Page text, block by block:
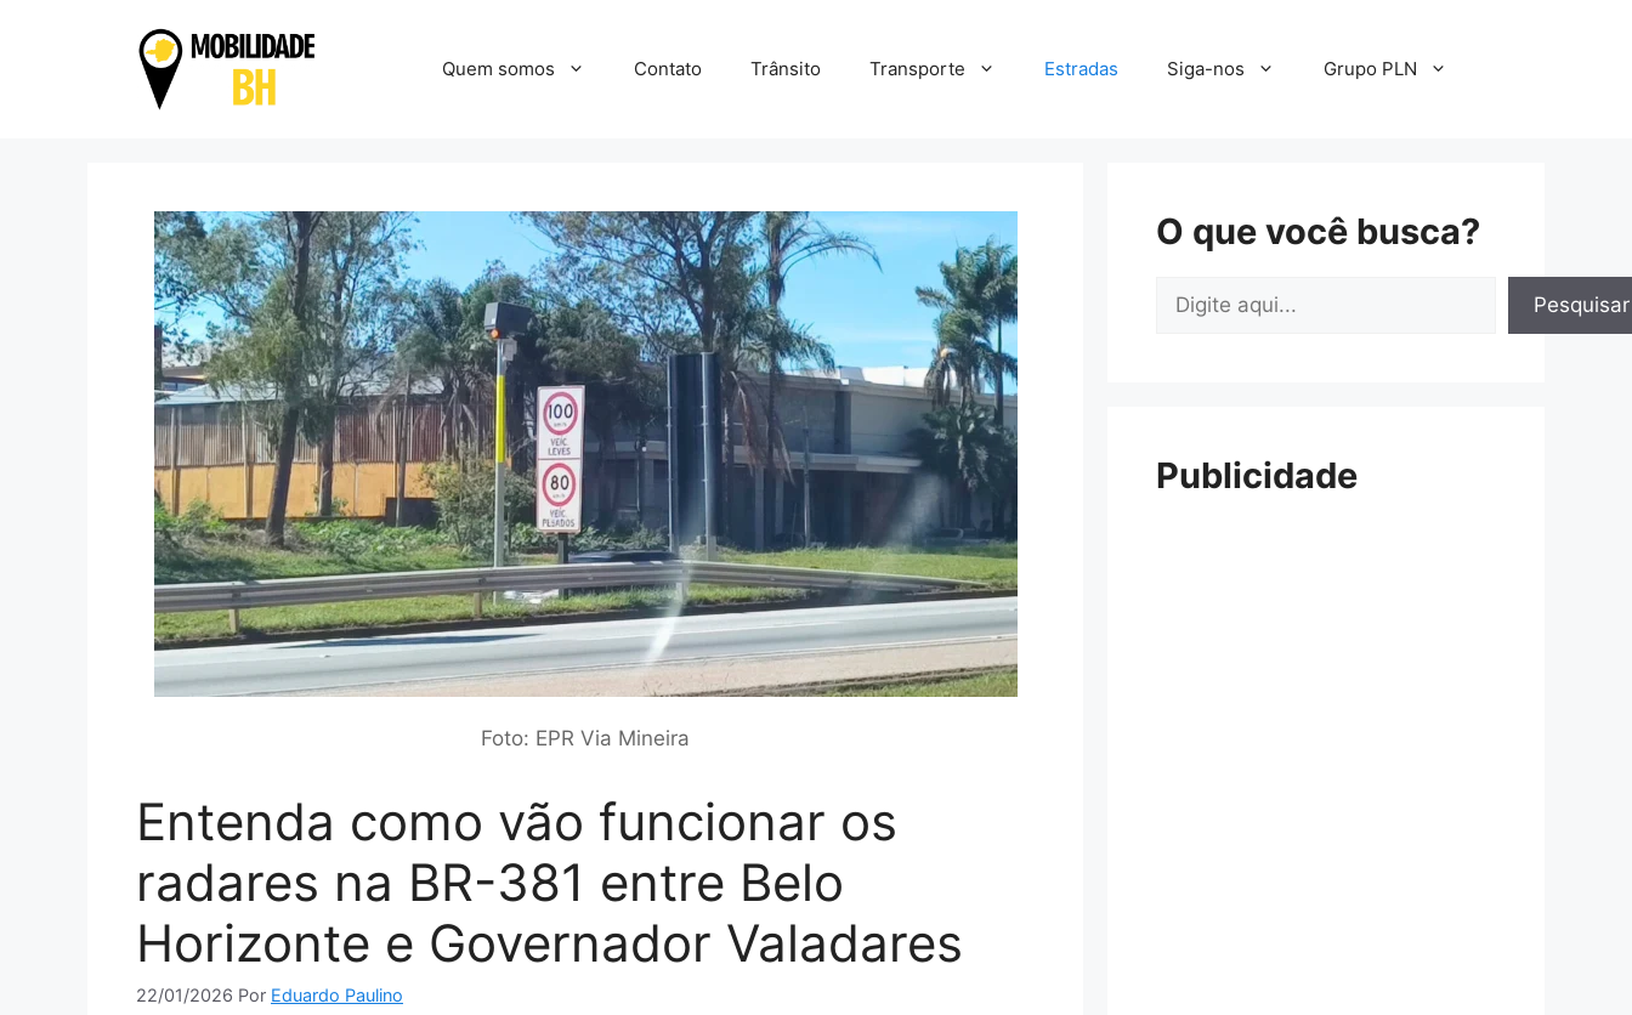
Quem somos Contato Trânsito Transporte Estradas Siga-nos Grupo PLN
Foto: EPR Via Mineira
Entenda como vão funcionar os
radares na BR-381 entre Belo
Horizonte e Governador Valadares
22/01/2026 Por Eduardo Paulino
O que você busca?
Pesquisar
Pesquisar
Publicidade